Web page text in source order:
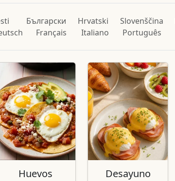
Български Hrvatski Slovenščina
Français Italiano Português
Huevos
Desayuno